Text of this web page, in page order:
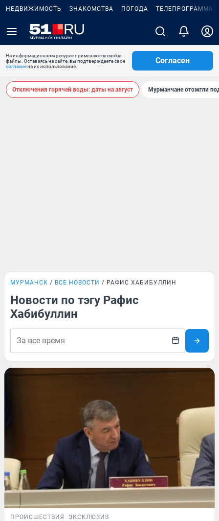
НЕДВИЖИМОСТЬ ЗНАКОМСТВА ПОГОДА ТЕЛЕПРОГРАММА
На информационном ресурсе применяются cookie-
файлы. Оставаясь на сайте, вы подтверждаете свое
согласиена их использование.
Согласен
Отключения горячей воды: даты на август Мурманчане отожгли
МУРМАНСК ВСЕ НОВОСТИ РАФИС ХАБИБУЛЛИН
Новости по тэгу Рафис
Хабибуллин
ПРОИСШЕСТВИЯ ЭКСКЛЮЗИВ